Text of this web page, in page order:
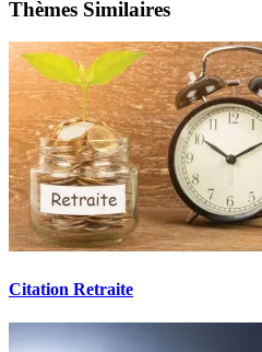
Thèmes Similaires
Citation Retraite